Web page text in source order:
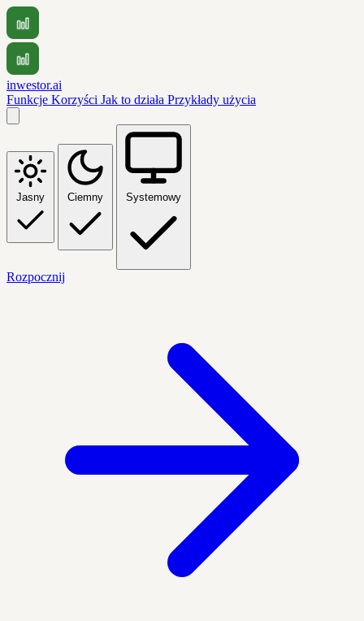
inwestor.ai
Funkcje Korzyści Jak to działa Przykłady użycia
Jasny Ciemny Systemowy
Rozpocznij